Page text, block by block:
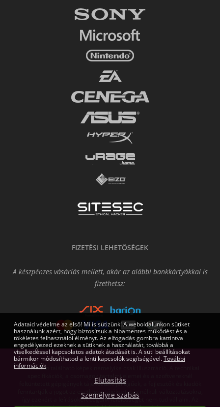
FIZETÉSI LEHETŐSÉGEK
A készpénzes vásárlás mellett, akár az alábbi bankkártyákkal is
fizethetsz:
Az oldalon található képek némelyike csak illusztráció. A technikai
specifikációk, a csomagok tartalmi elemei és a szoftvereknél
feltüntetett gépigények tájékoztató jellegűek, a fejlesztők és kiadók
fenntartják a jogot az esetleges tájékoztatás nélküli változtatásokra,
így ezekért a leírásokért cégünk felelősséget nem tud vállalni. Az
Adataid védelme az első! Mi is sütizünk! A weboldalunkon sütiket
használunk azért, hogy biztosítsuk a hibamentes működést és a
tökéletes felhasználói élményt. Az elfogadás gombra kattintva
engedélyezed ezeknek a sütiknek a használatát, továbbá a
viselkedéssel kapcsolatos adatok átadását is. A süti beállításokat
bármikor módosíthatod a lenti kapcsolók segítségével.További
információk
Elutasítás
Személyre szabás